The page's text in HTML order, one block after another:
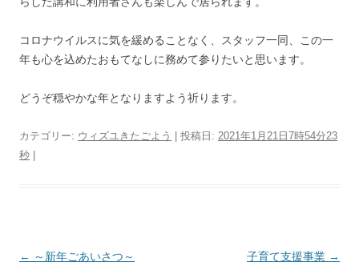
コロナウイルスに気を緩めることなく、スタッフ一同、この一
年も心を込めたおもてなしに務めて参りたいと思います。
どうぞ穏やかな年となりますよう祈ります。
カテゴリー: ウィズユきたごよう | 投稿日: 2021年1月21日7時54分23
秒 |
投
← ～新年ごあいさつ～ 子育て支援事業 →